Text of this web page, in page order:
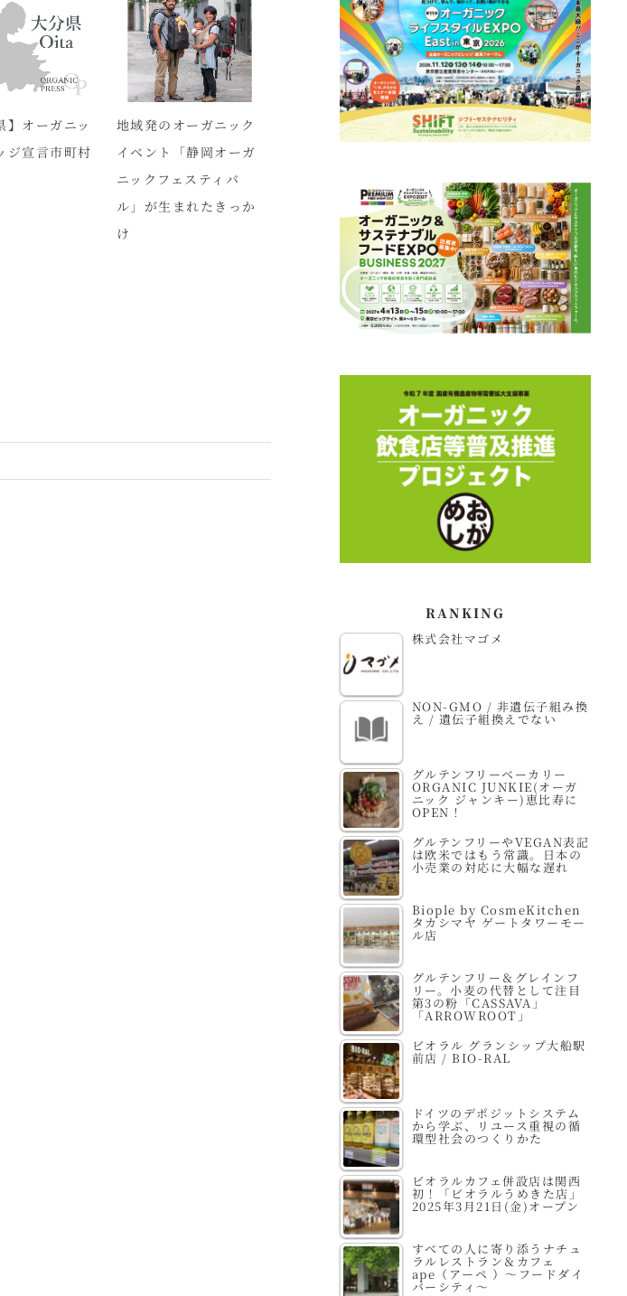
】オーガニッ
ジ宣言市町村
地域発のオーガニック
イベント「静岡オーガ
ニックフェスティバ
ル」が生まれたきっか
け
ビューローベリタスジ
有機農家と地元を繋
性化イベント
「(ARTISAN)
FARMERS MARKET
KAWAGUCHI」
RANKING
株式会社マゴメ
NON-GMO / 非遺伝子組み換
え / 遺伝子組換えでない
グルテンフリーベーカリー
ORGANIC JUNKIE(オーガ
ニック ジャンキー)恵比寿に
OPEN！
グルテンフリーやVEGAN表記
は欧米ではもう常識。日本の
小売業の対応に大幅な遅れ
Biople by CosmeKitchen
タカシマヤ ゲートタワーモー
ル店
グルテンフリー＆グレインフ
リー。小麦の代替として注目
第3の粉「CASSAVA」
「ARROWROOT」
ビオラル グランシップ大船駅
前店 / BIO-RAL
ドイツのデポジットシステム
から学ぶ、リユース重視の循
環型社会のつくりかた
ビオラルカフェ併設店は関西
初！「ビオラルうめきた店」
2025年3月21日(金)オープン
すべての人に寄り添うナチュ
ラルレストラン＆カフェ
ape（アーペ ）～フードダイ
バーシティ～